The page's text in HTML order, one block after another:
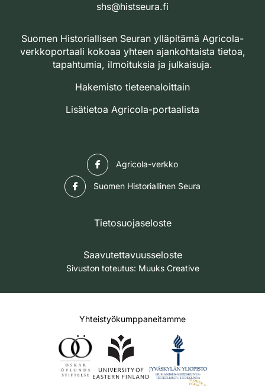
shs@histseura.fi
Suomen Historiallisen Seuran ylläpitämä Agricola-
verkkoportaali kokoaa yhteen ajankohtaista tietoa,
tapahtumia, ilmoituksia ja julkaisuja.
Hakemisto tieteenaloittain
Lisätietoa Agricola-portaalista
Agricola-verkko
Suomen Historiallinen Seura
Tietosuojaseloste
Saavutettavuusseloste
Sivuston toteutus: Muuks Creative
Yhteistyökumppaneitamme